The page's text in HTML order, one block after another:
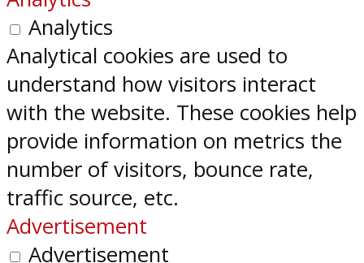
Analytics
Analytical cookies are used to
understand how visitors interact
with the website. These cookies help
provide information on metrics the
number of visitors, bounce rate,
traffic source, etc.
Advertisement
Advertisement